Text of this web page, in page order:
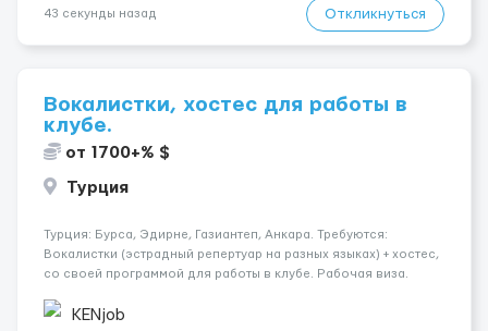
43 секунды назад Откликнуться
Вокалистки, хостес для работы в
клубе.
от 1700+% $
Турция
Турция: Бурса, Эдирне, Газиантеп, Анкара. Требуются:
Вокалистки (эстрадный репертуар на разных языках) + хостеc,
со своей программой для работы в клубе. Рабочая виза.
одного до трех месяцев. Мед. страховка. Высокая зарплат...
KENjob